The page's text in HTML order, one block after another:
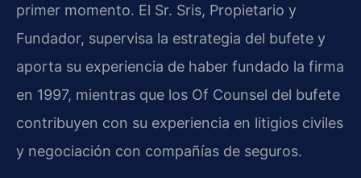
primer momento. El Sr. Sris, Propietario y
Fundador, supervisa la estrategia del bufete y
aporta su experiencia de haber fundado la firma
en 1997, mientras que los Of Counsel del bufete
contribuyen con su experiencia en litigios civiles
y negociación con compañías de seguros.